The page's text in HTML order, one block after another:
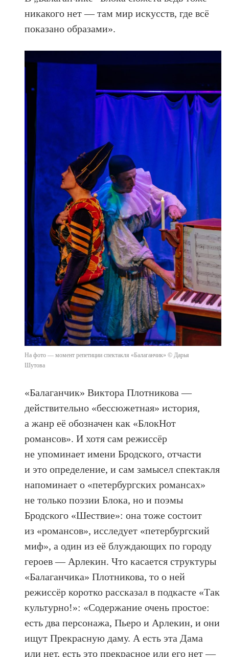
никакого нет — там мир искусств, где всё
показано образами».
На фото — момент репетиции спектакля «Балаганчик» © Дарья
Шутова
«Балаганчик» Виктора Плотникова —
действительно «бессюжетная» история,
а жанр её обозначен как «БлокНот
романсов». И хотя сам режиссёр
не упоминает имени Бродского, отчасти
и это определение, и сам замысел спектакля
напоминает о «петербургских романсах»
не только поэзии Блока, но и поэмы
Бродского «Шествие»: она тоже состоит
из «романсов», исследует «петербургский
миф», а один из её блуждающих по городу
героев — Арлекин. Что касается структуры
«Балаганчика» Плотникова, то о ней
режиссёр коротко рассказал в подкасте «Так
культурно!»: «Содержание очень простое:
есть два персонажа, Пьеро и Арлекин, и они
ищут Прекрасную даму. А есть эта Дама
или нет, есть это прекрасное или его нет —